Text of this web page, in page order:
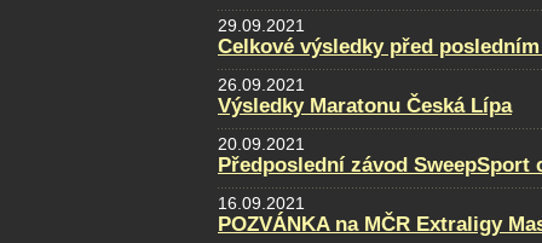
29.09.2021
Celkové výsledky před
26.09.2021
Výsledky Maratonu Česká Lípa
20.09.2021
Předposlední závod
16.09.2021
POZVÁNKA na MČR Extraligy